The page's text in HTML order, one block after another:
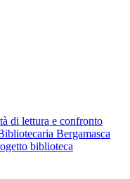
di lettura e confronto
Bergamasca
biblioteca